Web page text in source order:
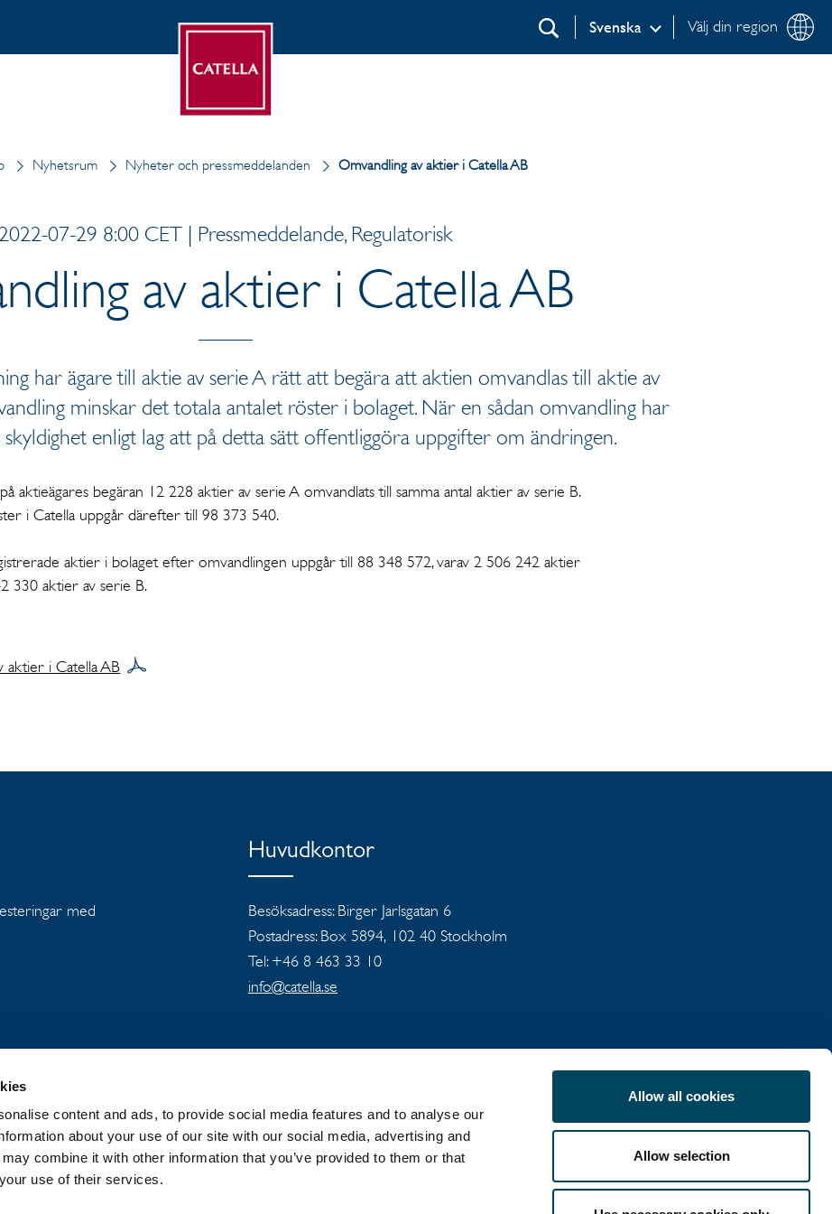
content and ads, to provide social media features and to analyse our
about your use of our site with our social media, advertising and
combine it with other information that you’ve provided to them or that
use of their services.
Allow all cookies
Allow selection
Välj din region
Svenska
Sök
Nyhetsrum Nyheter och pressmeddelanden Omvandling av aktier i Catella AB
2022-07-29 8:00 CET | Pressmeddelande, Regulatorisk
av aktier i Catella AB
har ägare till aktie av serie A rätt att begära att aktien omvandlas till aktie av
minskar det totala antalet röster i bolaget. När en sådan omvandling har
enligt lag att på detta sätt offentliggöra uppgifter om ändringen.
aktieägares begäran 12 228 aktier av serie A omvandlats till samma antal aktier av serie B.
i Catella uppgår därefter till 98 373 540.
aktier i bolaget efter omvandlingen uppgår till 88 348 572, varav 2 506 242 aktier
330 aktier av serie B.
aktier i Catella AB
med
Huvudkontor
Besöksadress: Birger Jarlsgatan 6
Postadress: Box 5894, 102 40 Stockholm
Tel: +46 8 463 33 10
info@catella.se
NYHETER OCH PRESSMEDDELANDEN
SEKRETESSPOLICY